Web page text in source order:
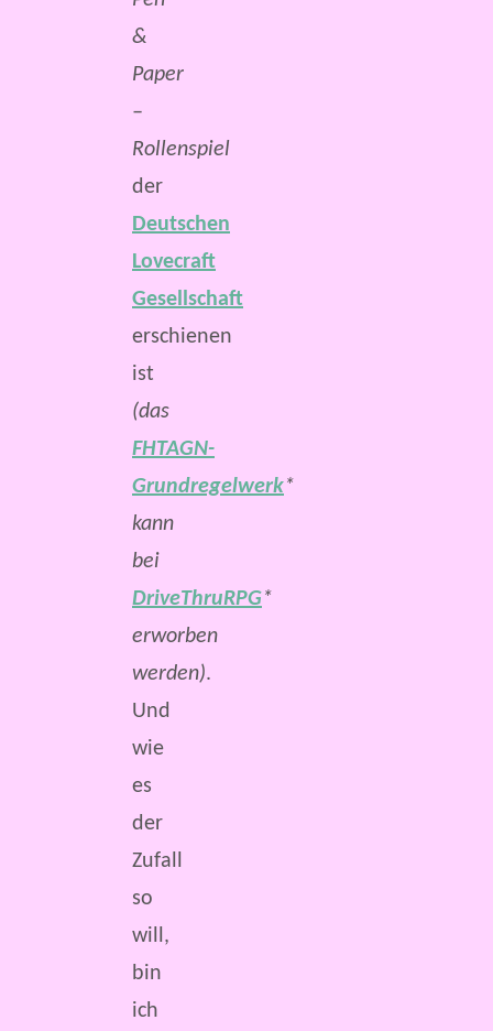
&
Paper
–
Rollenspiel
der
Deutschen
Lovecraft
Gesellschaft
erschienen
ist
(das
FHTAGN-
Grundregelwerk*
kann
bei
DriveThruRPG*
erworben
werden).
Und
wie
es
der
Zufall
so
will,
bin
ich